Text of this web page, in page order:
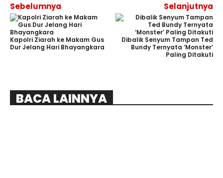
Sebelumnya
Kapolri Ziarah ke Makam Gus
Dur Jelang Hari Bhayangkara
Selanjutnya
Dibalik Senyum Tampan Ted
Bundy Ternyata ‘Monster’
Paling Ditakuti
BACA LAINNYA